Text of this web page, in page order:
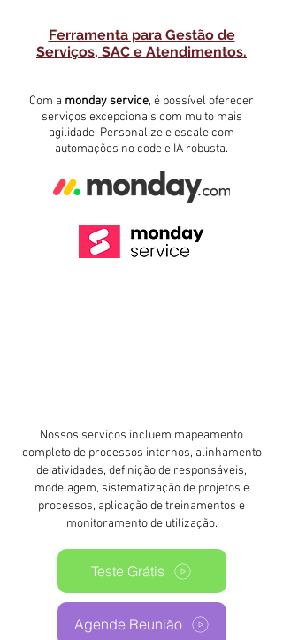
Ferramenta para Gestão de
Serviços, SAC e Atendimentos.
Com a monday service, é possível oferecer
serviços excepcionais com muito mais
agilidade. Personalize e escale com
automações no code e IA robusta.
Nossos serviços incluem mapeamento
completo de processos internos, alinhamento
de atividades, definição de responsáveis,
modelagem, sistematização de projetos e
processos, aplicação de treinamentos e
monitoramento de utilização.
Teste Grátis
Agende Reunião